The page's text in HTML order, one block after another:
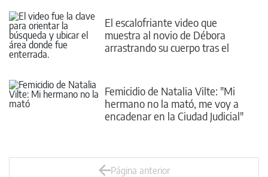
El escalofriante video que
muestra al novio de Débora
arrastrando su cuerpo tras el
Femicidio de Natalia Vilte: "Mi
hermano no la mató, me voy a
encadenar en la Ciudad Judicial"
Página anterior